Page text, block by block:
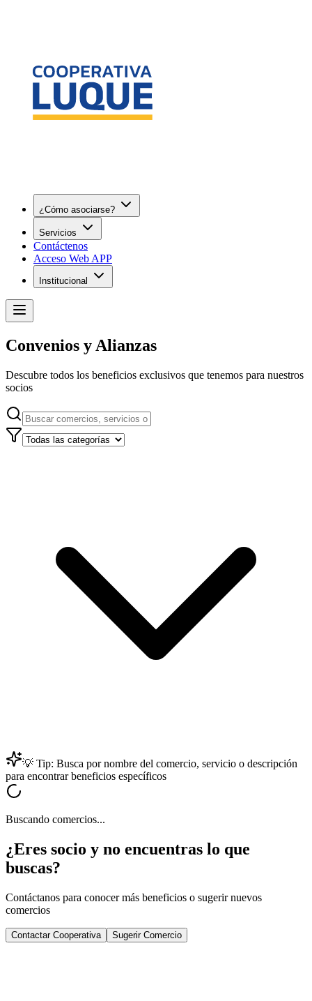
¿Cómo asociarse?
Servicios
Contáctenos
Acceso Web APP
Institucional
Convenios y Alianzas
Descubre todos los beneficios exclusivos que tenemos para nuestros
socios
💡 Tip: Busca por nombre del comercio, servicio o descripción
para encontrar beneficios específicos
Buscando comercios...
¿Eres socio y no encuentras lo que
buscas?
Contáctanos para conocer más beneficios o sugerir nuevos
comercios
Contactar Cooperativa Sugerir Comercio